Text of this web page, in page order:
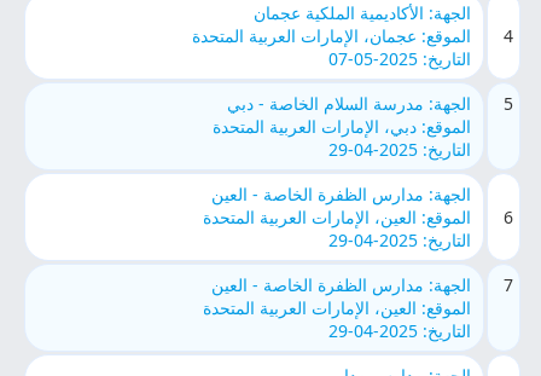
4
الجهة: الأكاديمية الملكية عجمان
الموقع: عجمان، الإمارات العربية المتحدة
التاريخ: 2025-05-07
5
الجهة: مدرسة السلام الخاصة - دبي
الموقع: دبي، الإمارات العربية المتحدة
التاريخ: 2025-04-29
6
الجهة: مدارس الظفرة الخاصة - العين
الموقع: العين، الإمارات العربية المتحدة
التاريخ: 2025-04-29
7
الجهة: مدارس الظفرة الخاصة - العين
الموقع: العين، الإمارات العربية المتحدة
التاريخ: 2025-04-29